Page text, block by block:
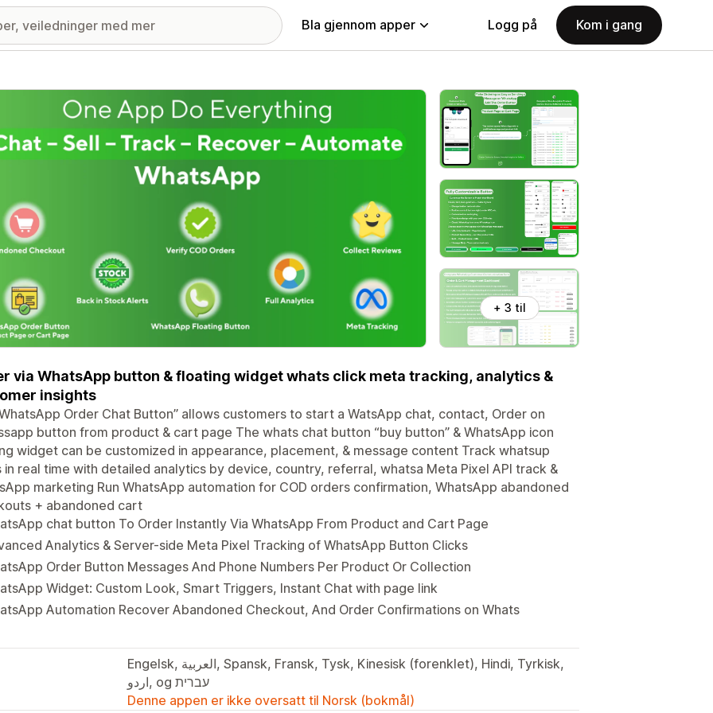
Bla gjennom apper Logg på Kom i gang
med fremhevede bilder
+ 3 til
via WhatsApp button & floating widget whats click meta tracking, analytics &
insights
Order Chat Button” allows customers to start a WatsApp chat, contact, Order on
button from product & cart page The whats chat button “buy button” & WhatsApp icon
widget can be customized in appearance, placement, & message content Track whatsup
in real time with detailed analytics by device, country, referral, whatsa Meta Pixel API track &
marketing Run WhatsApp automation for COD orders confirmation, WhatsApp abandoned
+ abandoned cart
chat button To Order Instantly Via WhatsApp From Product and Cart Page
Analytics & Server-side Meta Pixel Tracking of WhatsApp Button Clicks
Order Button Messages And Phone Numbers Per Product Or Collection
Widget: Custom Look, Smart Triggers, Instant Chat with page link
Automation Recover Abandoned Checkout, And Order Confirmations on Whats
Engelsk, العربية, Spansk, Fransk, Tysk, Kinesisk (forenklet), Hindi, Tyrkisk,
اردو, og עברית
Denne appen er ikke oversatt til Norsk (bokmål)